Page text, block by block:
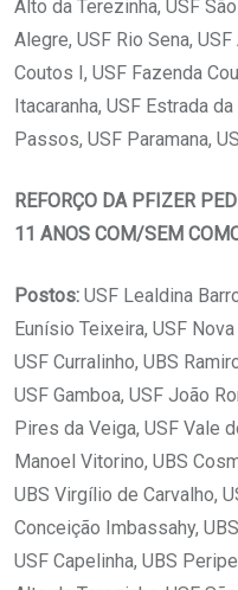
Alto da Terezinha, USF
Alegre, USF Rio Sena,
Coutos I, USF Fazenda
Itacaranha, USF Estrada
Passos, USF Paramana,
REFORÇO DA PFIZER
11 ANOS COM/SEM
Postos: USF Lealdina
Eunísio Teixeira, USF
USF Curralinho, UBS
USF Gamboa, USF João
Pires da Veiga, USF Vale
Manoel Vitorino, UBS
UBS Virgílio de Carvalho,
Conceição Imbassahy,
USF Capelinha, UBS